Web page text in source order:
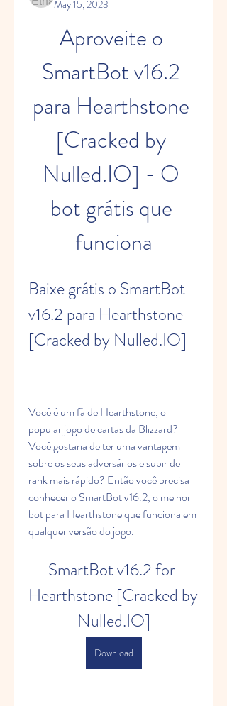
May 15, 2023
Aproveite o
SmartBot v16.2
para Hearthstone
[Cracked by
Nulled.IO] - O
bot grátis que
funciona
Baixe grátis o SmartBot
v16.2 para Hearthstone
[Cracked by Nulled.IO]
Você é um fã de Hearthstone, o
popular jogo de cartas da Blizzard?
Você gostaria de ter uma vantagem
sobre os seus adversários e subir de
rank mais rápido? Então você precisa
conhecer o SmartBot v16.2, o melhor
bot para Hearthstone que funciona em
qualquer versão do jogo.
SmartBot v16.2 for
Hearthstone [Cracked by
Nulled.IO]
Download